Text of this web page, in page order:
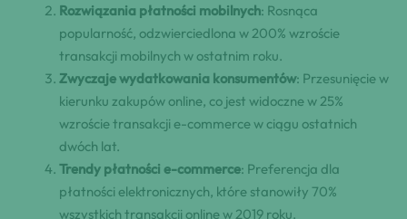
Rozwiązania płatności mobilnych: Rosnąca
popularność, odzwierciedlona w 200% wzroście
transakcji mobilnych w ostatnim roku.
Zwyczaje wydatkowania konsumentów: Przesunięcie w
kierunku zakupów online, co jest widoczne w 25%
wzroście transakcji e-commerce w ciągu ostatnich
dwóch lat.
Trendy płatności e-commerce: Preferencja dla
płatności elektronicznych, które stanowiły 70%
wszystkich transakcji online w 2019 roku.